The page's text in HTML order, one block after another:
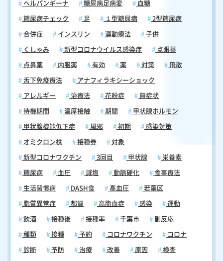
ヘルパンギーナ 糖尿病足病変 血糖
糖尿病チェック 足 １型糖尿病 2型糖尿病
合併症 インスリン 運動療法 子供
くしゃみ 新型コロナウイルス感染症 点眼薬
点鼻薬 内服薬 有効 薬 対策 飛散
舌下免疫療法 アナフィラキシーショック
アレルギー 治療法 花粉症 無症状
待機期間 濃厚接触 期間 甲状腺ホルモン
甲状腺機能低下症 風邪 初期 感染対策
オミクロン株 接種券 対象
新型コロナワクチン 3回目 甲状腺 栄養素
糖尿病 血圧 減塩 動脈硬化 食事療法
生活習慣病 DASH食 高血圧 若葉区
脂質異常症 都賀 高脂血症 感染 運動
飲酒 接種後 接種率 千葉市 副反応
種類 接種 予約 コロナワクチン コロナ
診断 予防 治療 改善 原因 検査